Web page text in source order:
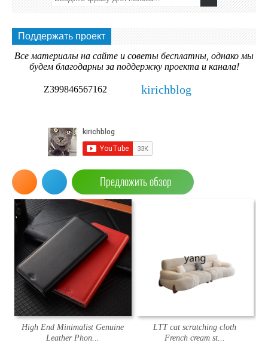
Поддержать проект
Все материалы на сайте и советы бесплатны, однако мы
будем благодарны за поддержку проекта и канала!
Z399846567162 kirichblog
Предложить обзор
High End Minimalist Genuine
Leather Phon...
LTT cat scratching cloth
French cream st...